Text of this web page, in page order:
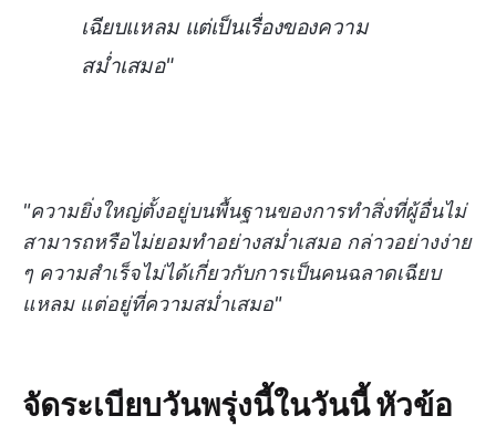
เฉียบแหลม แต่เป็นเรื่องของความ
สม่ำเสมอ"
"ความยิ่งใหญ่ตั้งอยู่บนพื้นฐานของการทำสิ่งที่ผู้อื่นไม่
สามารถหรือไม่ยอมทำอย่างสม่ำเสมอ กล่าวอย่างง่าย
ๆ ความสำเร็จไม่ได้เกี่ยวกับการเป็นคนฉลาดเฉียบ
แหลม แต่อยู่ที่ความสม่ำเสมอ"
จัดระเบียบวันพรุ่งนี้ในวันนี้ หัวข้อ